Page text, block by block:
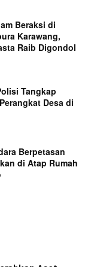
Beraksi di
Karawang,
Raib Digondol
Tangkap
Desa di
Berpetasan
di Atap Rumah